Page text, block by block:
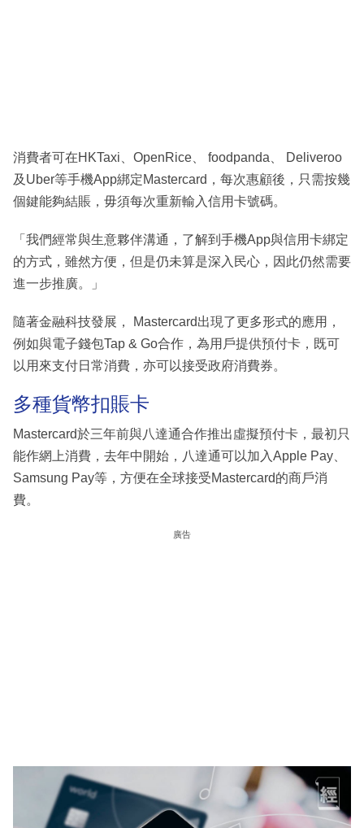
消費者可在HKTaxi、OpenRice、 foodpanda、 Deliveroo
及Uber等手機App綁定Mastercard，每次惠顧後，只需按幾
個鍵能夠結賬，毋須每次重新輸入信用卡號碼。
「我們經常與生意夥伴溝通，了解到手機App與信用卡綁定
的方式，雖然方便，但是仍未算是深入民心，因此仍然需要
進一步推廣。」
隨著金融科技發展， Mastercard出現了更多形式的應用，
例如與電子錢包Tap & Go合作，為用戶提供預付卡，既可
以用來支付日常消費，亦可以接受政府消費券。
多種貨幣扣賬卡
Mastercard於三年前與八達通合作推出虛擬預付卡，最初只
能作網上消費，去年中開始，八達通可以加入Apple Pay、
Samsung Pay等，方便在全球接受Mastercard的商戶消
費。
廣告